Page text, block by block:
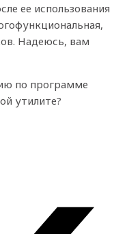
ее использования
Надеюсь, вам
по программе
утилите?